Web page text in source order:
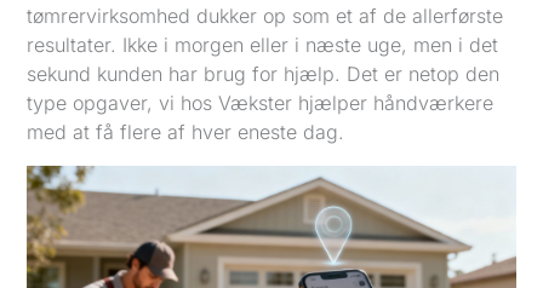
tømrervirksomhed dukker op som et af de allerførste
resultater. Ikke i morgen eller i næste uge, men i det
sekund kunden har brug for hjælp. Det er netop den
type opgaver, vi hos Vækster hjælper håndværkere
med at få flere af hver eneste dag.